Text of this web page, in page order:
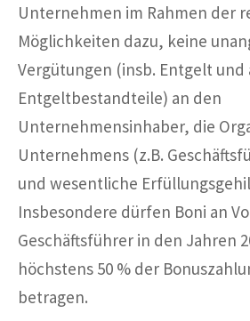
Unternehmen im Rahmen der
Möglichkeiten dazu, keine
Vergütungen (insb. Entgelt und
Entgeltbestandteile) an den
Unternehmensinhaber, die
Unternehmens (z.B.
und wesentliche
Insbesondere dürfen Boni an
Geschäftsführer in den Jahren
höchstens 50 % der
betragen.